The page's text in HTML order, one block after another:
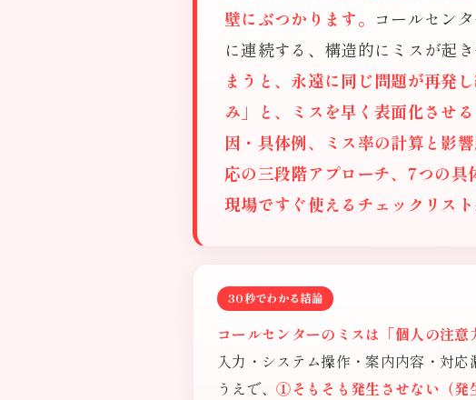
壁にぶつかります。 コールセン
に連続する、構造的にミスが起
まうと、永遠に同じ問題が再発
み」と、ミスを早く表面化させる
因・具体例、ミス率の計算と影
応の三段階アプローチ、7つの具
現場ですぐ使えるチェックリスト
30秒でわかる結論
コールセンターのミスは「個人の注意
入力・システム操作・案内内容・対応
うえで、①そもそも発生させない（